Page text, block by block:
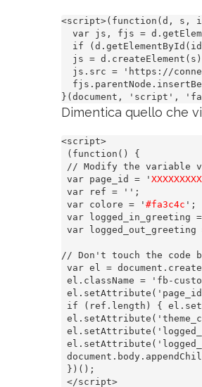
<script>(function(d, s,
var js, fjs =
if
js =
js.src = 'https://
}(document, 'script',
Dimentica quello che
<script>
(function() {
// Modify the variable
var page_id = '
var ref = '';
var colore = ' #fa3c4c ';
var logged_in_greeting
var
// Don't touch the code
var el =
el.className = 'fb-
if (ref.length) {
})();
</script>